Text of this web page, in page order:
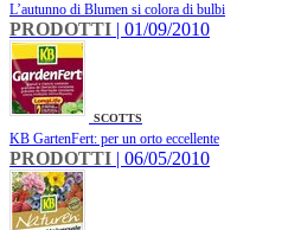
L’autunno di Blumen si colora di bulbi
PRODOTTI | 01/09/2010
SCOTTS
KB GartenFert: per un orto eccellente
PRODOTTI | 06/05/2010